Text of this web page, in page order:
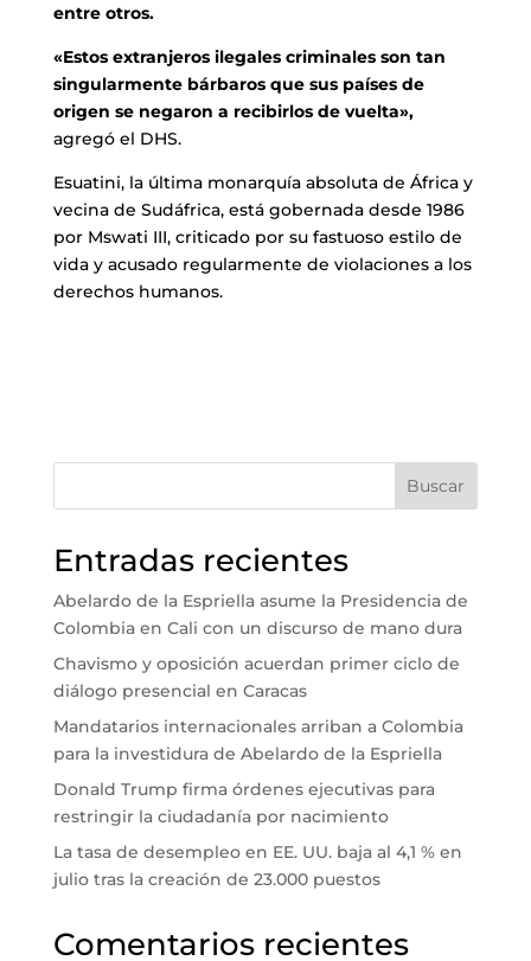
entre otros.
«Estos extranjeros ilegales criminales son tan
singularmente bárbaros que sus países de
origen se negaron a recibirlos de vuelta»,
agregó el DHS.
Esuatini, la última monarquía absoluta de África y
vecina de Sudáfrica, está gobernada desde 1986
por Mswati III, criticado por su fastuoso estilo de
vida y acusado regularmente de violaciones a los
derechos humanos.
Buscar
Entradas recientes
Abelardo de la Espriella asume la Presidencia de
Colombia en Cali con un discurso de mano dura
Chavismo y oposición acuerdan primer ciclo de
diálogo presencial en Caracas
Mandatarios internacionales arriban a Colombia
para la investidura de Abelardo de la Espriella
Donald Trump firma órdenes ejecutivas para
restringir la ciudadanía por nacimiento
La tasa de desempleo en EE. UU. baja al 4,1 % en
julio tras la creación de 23.000 puestos
Comentarios recientes